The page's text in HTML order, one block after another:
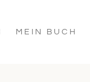
MEIN BUCH